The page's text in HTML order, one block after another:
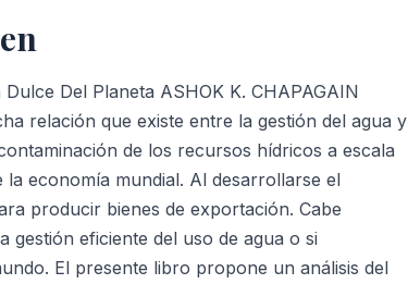
Del Planeta ASHOK K. CHAPAGAIN
relación que existe entre la gestión del agua y
de los recursos hídricos a escala
economía mundial. Al desarrollarse el
producir bienes de exportación. Cabe
eficiente del uso de agua o si
El presente libro propone un análisis del